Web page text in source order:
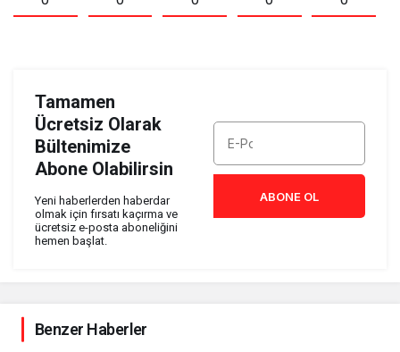
Tamamen
Ücretsiz Olarak
Bültenimize
Abone Olabilirsin
Yeni haberlerden haberdar
olmak için fırsatı kaçırma ve
ücretsiz e-posta aboneliğini
hemen başlat.
ABONE OL
Benzer Haberler